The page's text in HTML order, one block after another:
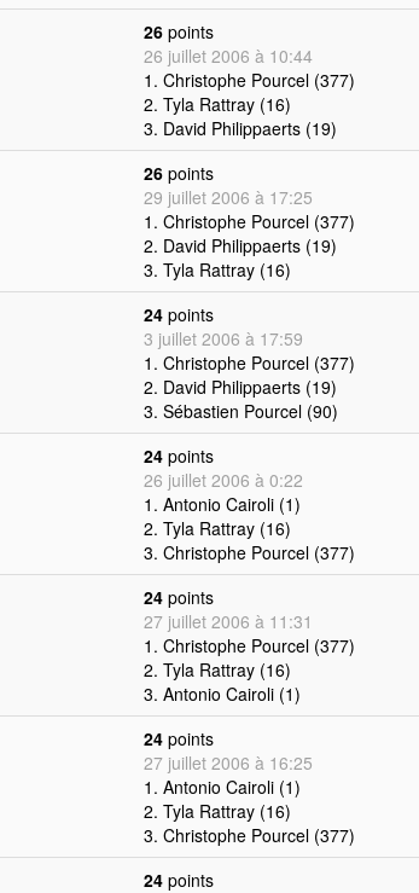
26 points
26 juillet 2006 à 10:44
1. Christophe Pourcel (377)
2. Tyla Rattray (16)
3. David Philippaerts (19)
26 points
29 juillet 2006 à 17:25
1. Christophe Pourcel (377)
2. David Philippaerts (19)
3. Tyla Rattray (16)
24 points
3 juillet 2006 à 17:59
1. Christophe Pourcel (377)
2. David Philippaerts (19)
3. Sébastien Pourcel (90)
24 points
26 juillet 2006 à 0:22
1. Antonio Cairoli (1)
2. Tyla Rattray (16)
3. Christophe Pourcel (377)
24 points
27 juillet 2006 à 11:31
1. Christophe Pourcel (377)
2. Tyla Rattray (16)
3. Antonio Cairoli (1)
24 points
27 juillet 2006 à 16:25
1. Antonio Cairoli (1)
2. Tyla Rattray (16)
3. Christophe Pourcel (377)
24 points